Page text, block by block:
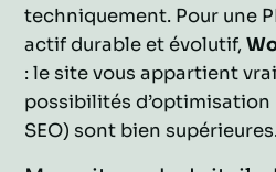
techniquement. Pour une
actif durable et évolutif,
: le site vous appartient
possibilités
SEO) sont bien